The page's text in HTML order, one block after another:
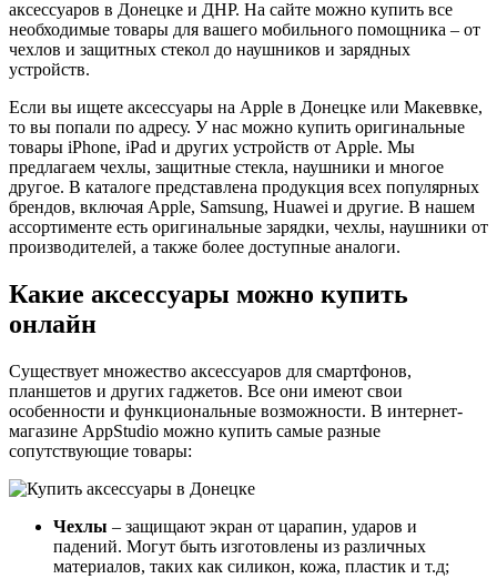
аксессуаров в Донецке и ДНР. На сайте можно купить все
необходимые товары для вашего мобильного помощника – от
чехлов и защитных стекол до наушников и зарядных
устройств.
Если вы ищете аксессуары на Apple в Донецке или Макеввке,
то вы попали по адресу. У нас можно купить оригинальные
товары iPhone, iPad и других устройств от Apple. Мы
предлагаем чехлы, защитные стекла, наушники и многое
другое. В каталоге представлена продукция всех популярных
брендов, включая Apple, Samsung, Huawei и другие. В нашем
ассортименте есть оригинальные зарядки, чехлы, наушники от
производителей, а также более доступные аналоги.
Какие аксессуары можно купить
онлайн
Существует множество аксессуаров для смартфонов,
планшетов и других гаджетов. Все они имеют свои
особенности и функциональные возможности. В интернет-
магазине AppStudio можно купить самые разные
сопутствующие товары:
Чехлы – защищают экран от царапин, ударов и
падений. Могут быть изготовлены из различных
материалов, таких как силикон, кожа, пластик и т.д;